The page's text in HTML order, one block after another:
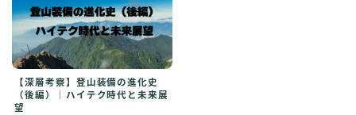
Japanese
【深層考察】登山装備の進化史
（後編）｜ハイテク時代と未来展
望